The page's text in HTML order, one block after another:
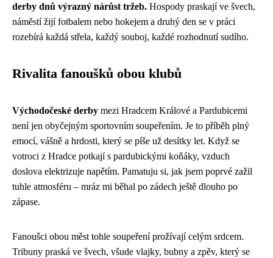
derby dnů výrazný nárůst tržeb. Hospody praskají ve švech,
náměstí žijí fotbalem nebo hokejem a druhý den se v práci
rozebírá každá střela, každý souboj, každé rozhodnutí sudího.
Rivalita fanoušků obou klubů
Východočeské derby mezi Hradcem Králové a Pardubicemi
není jen obyčejným sportovním soupeřením. Je to příběh plný
emocí, vášně a hrdosti, který se píše už desítky let. Když se
votroci z Hradce potkají s pardubickými koňáky, vzduch
doslova elektrizuje napětím. Pamatuju si, jak jsem poprvé zažil
tuhle atmosféru – mráz mi běhal po zádech ještě dlouho po
zápase.
Fanoušci obou měst tohle soupeření prožívají celým srdcem.
Tribuny praská ve švech, všude vlajky, bubny a zpěv, který se